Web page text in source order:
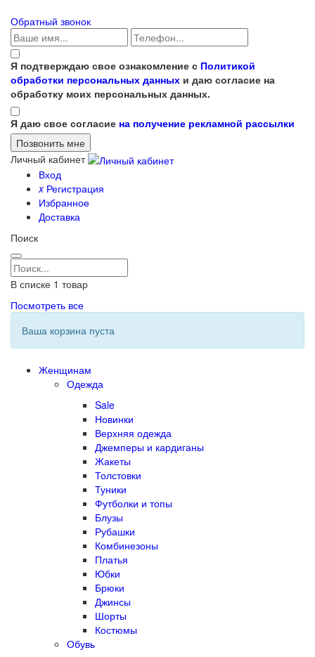
Обратный звонок
Я подтверждаю свое ознакомление с Политикой
обработки персональных данных и даю согласие на
обработку моих персональных данных.
Я даю свое согласие на получение рекламной рассылки
Личный кабинет
Вход
xРегистрация
Избранное
Доставка
Поиск
В списке 1 товар
Посмотреть все
Ваша корзина пуста
Женщинам
Одежда
Sale
Новинки
Верхняя одежда
Джемперы и кардиганы
Жакеты
Толстовки
Туники
Футболки и топы
Блузы
Рубашки
Комбинезоны
Платья
Юбки
Брюки
Джинсы
Шорты
Костюмы
Обувь